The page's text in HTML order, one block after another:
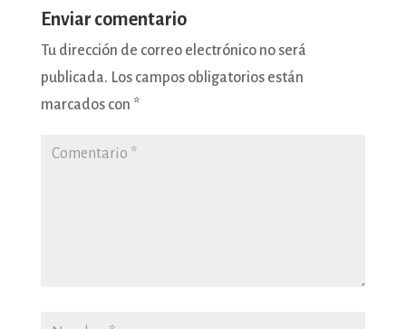
Enviar comentario
Tu dirección de correo electrónico no será
publicada. Los campos obligatorios están
marcados con *